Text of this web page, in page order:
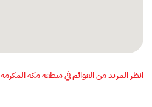
انظر المزيد من القوائم في منطقة مكة المكرمة